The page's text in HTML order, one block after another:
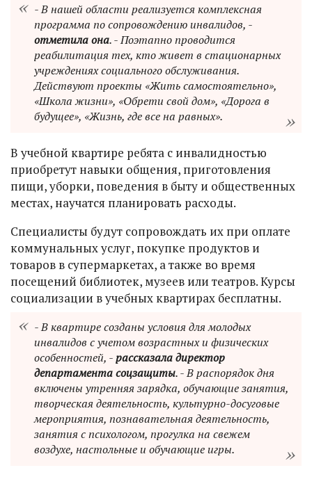
- В нашей области реализуется комплексная
программа по сопровождению инвалидов, -
отметила она. - Поэтапно проводится
реабилитация тех, кто живет в стационарных
учреждениях социального обслуживания.
Действуют проекты «Жить самостоятельно»,
«Школа жизни», «Обрети свой дом», «Дорога в
будущее», «Жизнь, где все на равных».
В учебной квартире ребята с инвалидностью
приобретут навыки общения, приготовления
пищи, уборки, поведения в быту и общественных
местах, научатся планировать расходы.
Специалисты будут сопровождать их при оплате
коммунальных услуг, покупке продуктов и
товаров в супермаркетах, а также во время
посещений библиотек, музеев или театров. Курсы
социализации в учебных квартирах бесплатны.
- В квартире созданы условия для молодых
инвалидов с учетом возрастных и физических
особенностей, -рассказала директор
департамента соцзащиты. - В распорядок дня
включены утренняя зарядка, обучающие занятия,
творческая деятельность, культурно-досуговые
мероприятия, познавательная деятельность,
занятия с психологом, прогулка на свежем
воздухе, настольные и обучающие игры.